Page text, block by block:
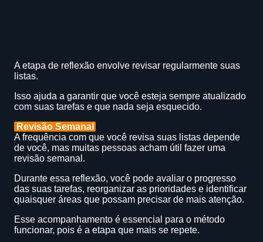
A etapa de reflexão envolve revisar regularmente suas
listas.
Isso ajuda a garantir que você esteja sempre atualizado
com suas tarefas e que nada seja esquecido.
Revisão Semanal
A frequência com que você revisa suas listas depende
de você, mas muitas pessoas acham útil fazer uma
revisão semanal.
Durante essa reflexão, você pode avaliar o progresso
das suas tarefas, reorganizar as prioridades e identificar
quaisquer áreas que possam precisar de mais atenção.
Esse acompanhamento é essencial para o método
funcionar, pois é a etapa que mais se repete.